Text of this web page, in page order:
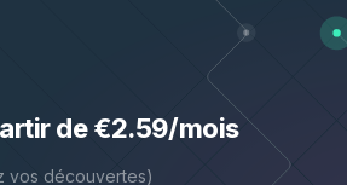
de €2.59/mois
vos découvertes)